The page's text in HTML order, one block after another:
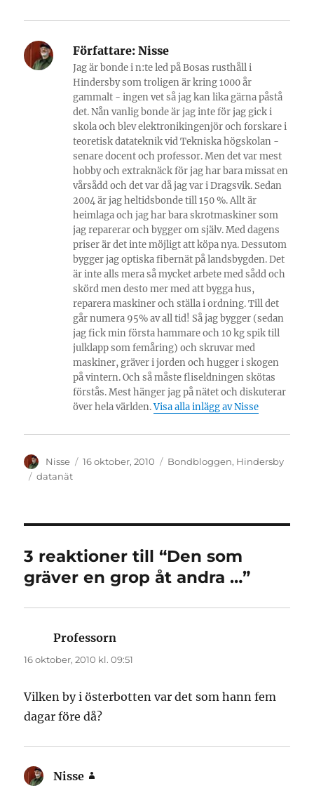
Författare: Nisse
Jag är bonde i n:te led på Bosas rusthåll i
Hindersby som troligen är kring 1000 år
gammalt - ingen vet så jag kan lika gärna påstå
det. Nån vanlig bonde är jag inte för jag gick i
skola och blev elektronikingenjör och forskare i
teoretisk datateknik vid Tekniska högskolan -
senare docent och professor. Men det var mest
hobby och extraknäck för jag har bara missat en
vårsådd och det var då jag var i Dragsvik. Sedan
2004 är jag heltidsbonde till 150 %. Allt är
heimlaga och jag har bara skrotmaskiner som
jag reparerar och bygger om själv. Med dagens
priser är det inte möjligt att köpa nya. Dessutom
bygger jag optiska fibernät på landsbygden. Det
är inte alls mera så mycket arbete med sådd och
skörd men desto mer med att bygga hus,
reparera maskiner och ställa i ordning. Till det
går numera 95% av all tid! Så jag bygger (sedan
jag fick min första hammare och 10 kg spik till
julklapp som femåring) och skruvar med
maskiner, gräver i jorden och hugger i skogen
på vintern. Och så måste fliseldningen skötas
förstås. Mest hänger jag på nätet och diskuterar
över hela världen.Visa alla inlägg av Nisse
Författare
Nisse
Publicerat
16 oktober, 2010 Kategorier
Bondbloggen, Hindersby
Etiketter
datanät
3 reaktioner till “Den som
gräver en grop åt andra …”
Professorn
16 oktober, 2010 kl. 09:51
Vilken by i österbotten var det som hann fem
dagar före då?
Nisse